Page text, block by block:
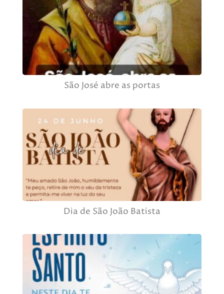
São José abre as portas
Dia de São João Batista